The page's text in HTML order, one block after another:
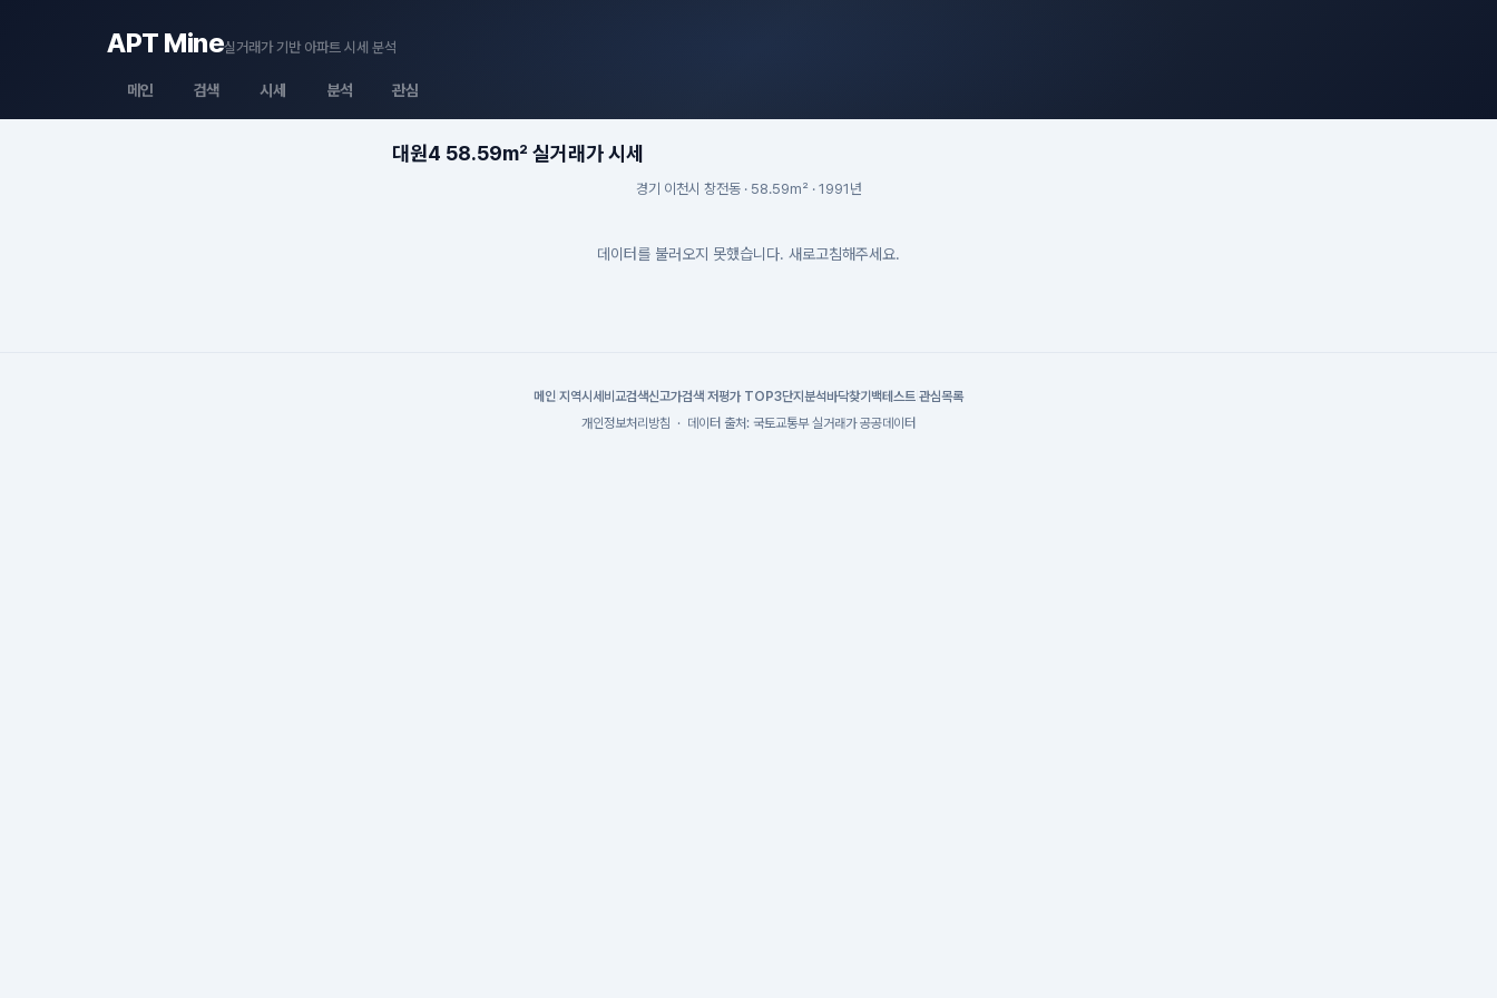
APT Mine실거래가 기반 아파트 시세 분석
메인 검색 시세 분석 관심
대원4 58.59m² 실거래가 시세
경기 이천시 창전동 · 58.59m² · 1991년
데이터를 불러오지 못했습니다. 새로고침해주세요.
메인 지역시세 비교검색신고가검색 저평가 TOP3단지분석 바닥찾기 백테스트 관심목록
개인정보처리방침 · 데이터 출처: 국토교통부 실거래가 공공데이터